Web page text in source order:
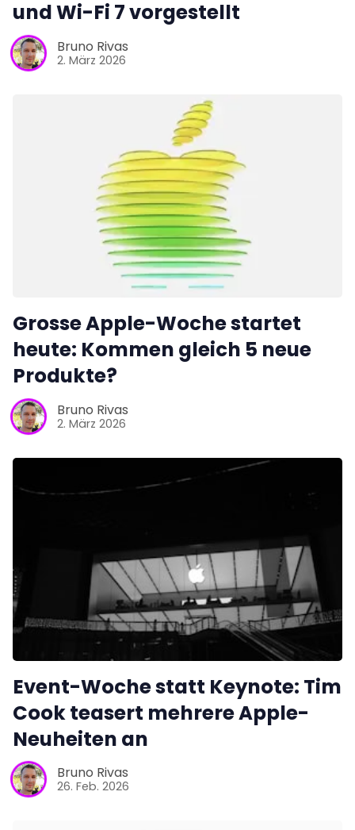
und Wi-Fi 7 vorgestellt
Bruno Rivas
2. März 2026
Grosse Apple-Woche startet
heute: Kommen gleich 5 neue
Produkte?
Bruno Rivas
2. März 2026
Event-Woche statt Keynote: Tim
Cook teasert mehrere Apple-
Neuheiten an
Bruno Rivas
26. Feb. 2026